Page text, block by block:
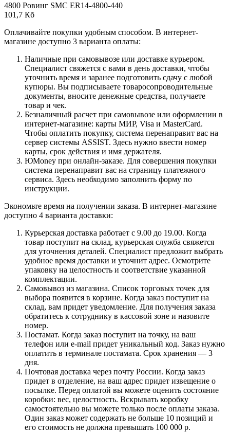
4800 Ровинг SMC ER14-4800-440
101,7 Кб
Оплачивайте покупки удобным способом. В интернет-
магазине доступно 3 варианта оплаты:
Наличные при самовывозе или доставке курьером.
Специалист свяжется с вами в день доставки, чтобы
уточнить время и заранее подготовить сдачу с любой
купюры. Вы подписываете товаросопроводительные
документы, вносите денежные средства, получаете
товар и чек.
Безналичный расчет при самовывозе или оформлении в
интернет-магазине: карты МИР, Visa и MasterCard.
Чтобы оплатить покупку, система перенаправит вас на
сервер системы ASSIST. Здесь нужно ввести номер
карты, срок действия и имя держателя.
ЮMoney при онлайн-заказе. Для совершения покупки
система перенаправит вас на страницу платежного
сервиса. Здесь необходимо заполнить форму по
инструкции.
Экономьте время на получении заказа. В интернет-магазине
доступно 4 варианта доставки:
Курьерская доставка работает с 9.00 до 19.00. Когда
товар поступит на склад, курьерская служба свяжется
для уточнения деталей. Специалист предложит выбрать
удобное время доставки и уточнит адрес. Осмотрите
упаковку на целостность и соответствие указанной
комплектации.
Самовывоз из магазина. Список торговых точек для
выбора появится в корзине. Когда заказ поступит на
склад, вам придет уведомление. Для получения заказа
обратитесь к сотруднику в кассовой зоне и назовите
номер.
Постамат. Когда заказ поступит на точку, на ваш
телефон или e-mail придет уникальный код. Заказ нужно
оплатить в терминале постамата. Срок хранения — 3
дня.
Почтовая доставка через почту России. Когда заказ
придет в отделение, на ваш адрес придет извещение о
посылке. Перед оплатой вы можете оценить состояние
коробки: вес, целостность. Вскрывать коробку
самостоятельно вы можете только после оплаты заказа.
Один заказ может содержать не больше 10 позиций и
его стоимость не должна превышать 100 000 р.